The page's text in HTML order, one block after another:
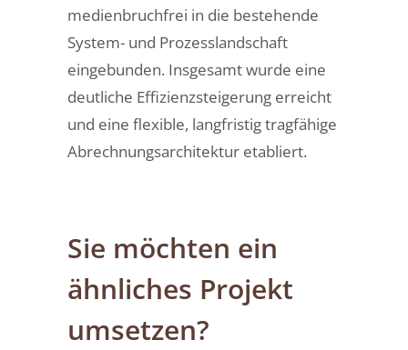
medienbruchfrei in die bestehende
System- und Prozesslandschaft
eingebunden. Insgesamt wurde eine
deutliche Effizienzsteigerung erreicht
und eine flexible, langfristig tragfähige
Abrechnungsarchitektur etabliert.
Sie möchten ein
ähnliches Projekt
umsetzen?